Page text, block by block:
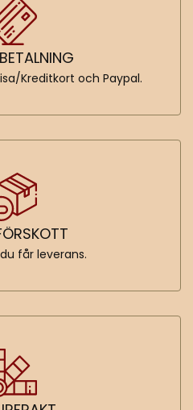
Kreditkort och Paypal.
får leverans.